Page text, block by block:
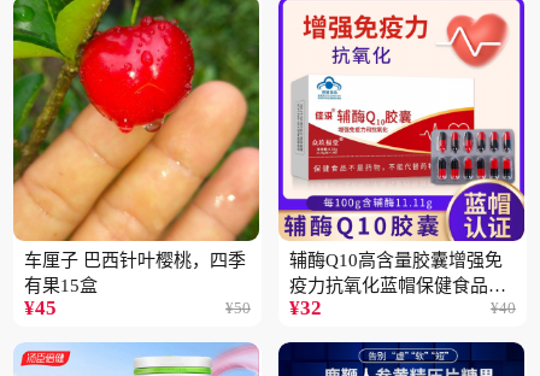
车厘子 巴西针叶樱桃，四季
有果15盒
¥45 ¥50
辅酶Q10高含量胶囊增强免
疫力抗氧化蓝帽保健食品批
发一件代发2盒
¥32 ¥40